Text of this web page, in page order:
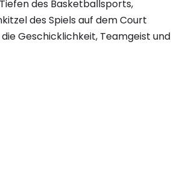
des Basketballsports,
des Spiels auf dem Court
Geschicklichkeit, Teamgeist und